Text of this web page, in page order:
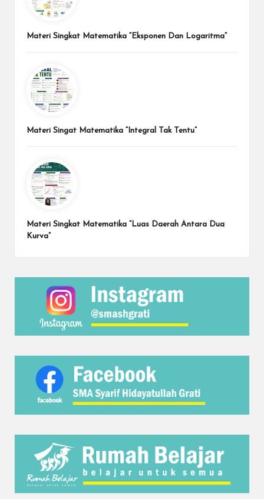
Materi Singkat Matematika “Eksponen Dan Logaritma”
Materi Singat Matematika “Integral Tak Tentu”
Materi Singkat Matematika “Luas Daerah Antara Dua
Kurva”